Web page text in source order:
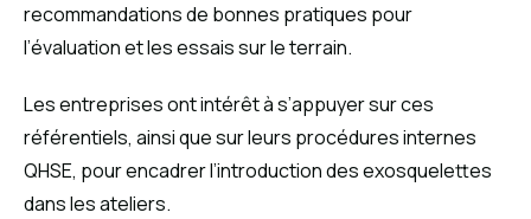
recommandations de bonnes pratiques pour
l’évaluation et les essais sur le terrain.
Les entreprises ont intérêt à s’appuyer sur ces
référentiels, ainsi que sur leurs procédures internes
QHSE, pour encadrer l’introduction des exosquelettes
dans les ateliers.